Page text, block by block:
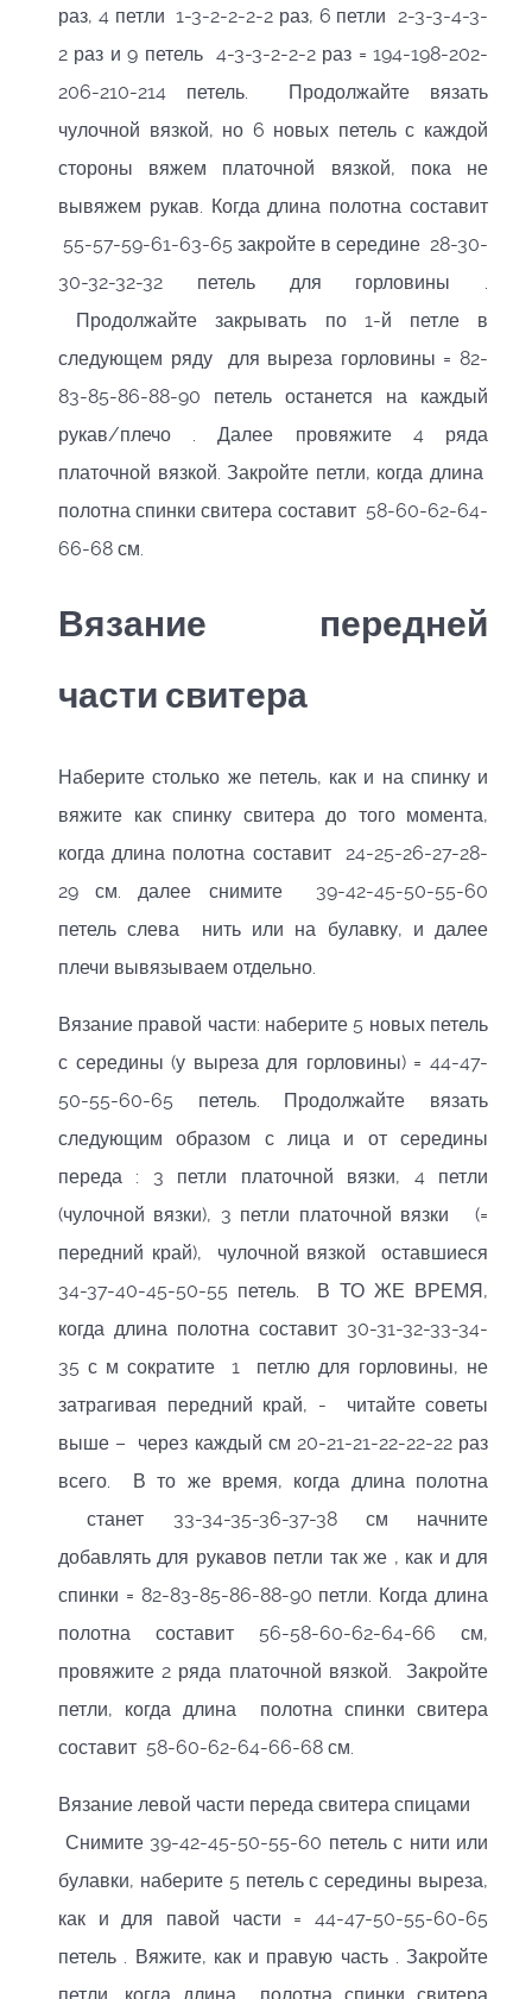
раз, 4 петли 1-3-2-2-2-2 раз, 6 петли 2-3-3-4-3-
2 раз и 9 петель 4-3-3-2-2-2 раз = 194-198-202-
206-210-214 петель. Продолжайте вязать
чулочной вязкой, но 6 новых петель с каждой
стороны вяжем платочной вязкой, пока не
вывяжем рукав. Когда длина полотна составит
55-57-59-61-63-65 закройте в середине 28-30-
30-32-32-32 петель для горловины .
Продолжайте закрывать по 1-й петле в
следующем ряду для выреза горловины = 82-
83-85-86-88-90 петель останется на каждый
рукав/плечо . Далее провяжите 4 ряда
платочной вязкой. Закройте петли, когда длина
полотна спинки свитера составит 58-60-62-64-
66-68 см.
Вязание передней
части свитера
Наберите столько же петель, как и на спинку и
вяжите как спинку свитера до того момента,
когда длина полотна составит 24-25-26-27-28-
29 см. далее снимите 39-42-45-50-55-60
петель слева нить или на булавку, и далее
плечи вывязываем отдельно.
Вязание правой части: наберите 5 новых петель
с середины (у выреза для горловины) = 44-47-
50-55-60-65 петель. Продолжайте вязать
следующим образом с лица и от середины
переда : 3 петли платочной вязки, 4 петли
(чулочной вязки), 3 петли платочной вязки (=
передний край), чулочной вязкой оставшиеся
34-37-40-45-50-55 петель. В ТО ЖЕ ВРЕМЯ,
когда длина полотна составит 30-31-32-33-34-
35 с м сократите 1 петлю для горловины, не
затрагивая передний край, - читайте советы
выше – через каждый см 20-21-21-22-22-22 раз
всего. В то же время, когда длина полотна
станет 33-34-35-36-37-38 см начните
добавлять для рукавов петли так же , как и для
спинки = 82-83-85-86-88-90 петли. Когда длина
полотна составит 56-58-60-62-64-66 см,
провяжите 2 ряда платочной вязкой. Закройте
петли, когда длина полотна спинки свитера
составит 58-60-62-64-66-68 см.
Вязание левой части переда свитера спицами
Снимите 39-42-45-50-55-60 петель с нити или
булавки, наберите 5 петель с середины выреза,
как и для павой части = 44-47-50-55-60-65
петель . Вяжите, как и правую часть . Закройте
петли, когда длина полотна спинки свитера